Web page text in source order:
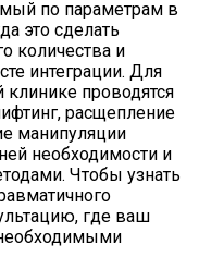
по параметрам в
это сделать
количества и
интеграции. Для
проводятся
расщепление
манипуляции
необходимости и
Чтобы узнать
где ваш